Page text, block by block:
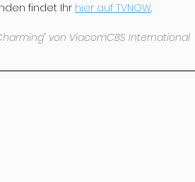
findet Ihr hier auf TVNOW.
von ViacomCBS International